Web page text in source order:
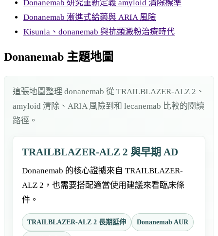
Donanemab 研究重新定義 amyloid 清除標準
Donanemab 漸進式給藥與 ARIA 風險
Kisunla、donanemab 與抗類澱粉治療時代
Donanemab 主題地圖
這張地圖整理 donanemab 從 TRAILBLAZER-ALZ 2、
amyloid 清除、ARIA 風險到和 lecanemab 比較的閱讀
路徑。
TRAILBLAZER-ALZ 2 與早期 AD
Donanemab 的核心證據來自 TRAILBLAZER-
ALZ 2，也需要搭配適當使用建議來看臨床條
件。
TRAILBLAZER-ALZ 2 長期延伸 Donanemab AUR